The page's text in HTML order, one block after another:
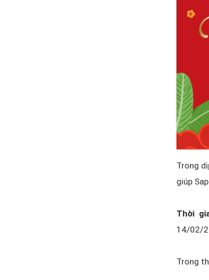
Trong
giúp
Thời
14/02/
Trong